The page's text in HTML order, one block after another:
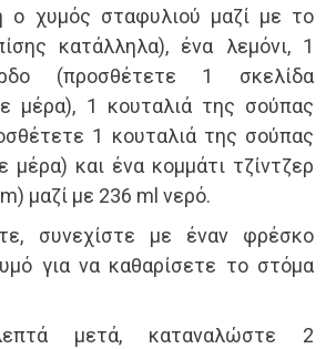
ο χυμός σταφυλιού μαζί με το
κατάλληλα), ένα λεμόνι, 1
(προσθέτετε 1 σκελίδα
μέρα), 1 κουταλιά της σούπας
1 κουταλιά της σούπας
και ένα κομμάτι τζίντζερ
μαζί με 236 ml νερό.
συνεχίστε με έναν φρέσκο
για να καθαρίσετε το στόμα
μετά, καταναλώστε 2